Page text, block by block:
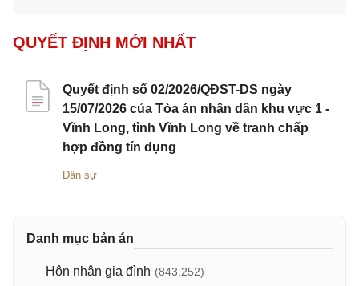
QUYẾT ĐỊNH MỚI NHẤT
Quyết định số 02/2026/QĐST-DS ngày
15/07/2026 của Tòa án nhân dân khu vực 1 -
Vĩnh Long, tỉnh Vĩnh Long về tranh chấp
hợp đồng tín dụng
Dân sự
Danh mục bản án
Hôn nhân gia đình (843,252)